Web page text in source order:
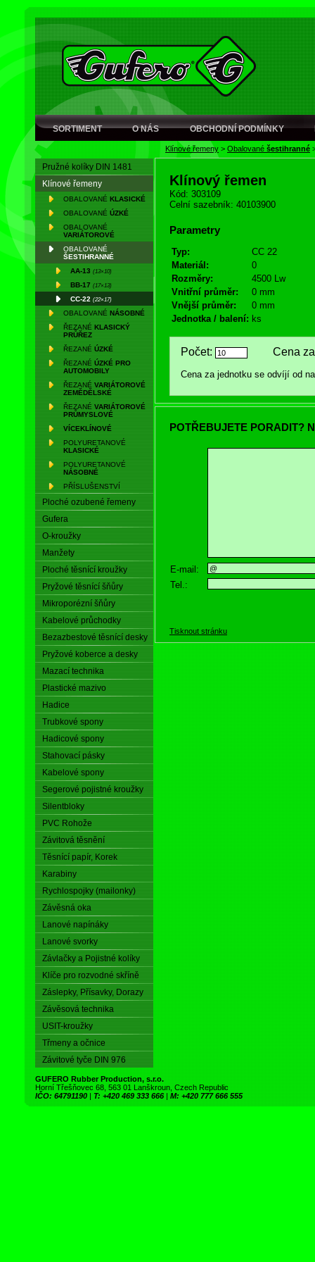
SORTIMENT O NÁS OBCHODNÍ PODMÍNKY
Klínové řemeny > Obalované šestihranné
Pružné kolíky DIN 1481
Klínové řemeny
OBALOVANÉ KLASICKÉ
OBALOVANÉ ÚZKÉ
OBALOVANÉ
VARIÁTOROVÉ
OBALOVANÉ
ŠESTIHRANNÉ
AA-13 (13×10)
BB-17 (17×13)
CC-22 (22×17)
OBALOVANÉ NÁSOBNÉ
ŘEZANÉ KLASICKÝ
PRŮŘEZ
ŘEZANÉ ÚZKÉ
ŘEZANÉ ÚZKÉ PRO
AUTOMOBILY
ŘEZANÉ VARIÁTOROVÉ
ZEMĚDĚLSKÉ
ŘEZANÉ VARIÁTOROVÉ
PRŮMYSLOVÉ
VÍCEKLÍNOVÉ
POLYURETANOVÉ
KLASICKÉ
POLYURETANOVÉ
NÁSOBNÉ
PŘÍSLUŠENSTVÍ
Ploché ozubené řemeny
Gufera
O-kroužky
Manžety
Ploché těsnící kroužky
Pryžové těsnící šňůry
Mikroporézní šňůry
Kabelové průchodky
Bezazbestové těsnící desky
Pryžové koberce a desky
Mazací technika
Plastické mazivo
Hadice
Trubkové spony
Hadicové spony
Stahovací pásky
Kabelové spony
Segerové pojistné kroužky
Silentbloky
PVC Rohože
Závitová těsnění
Těsnící papír, Korek
Karabiny
Rychlospojky (mailonky)
Závěsná oka
Lanové napínáky
Lanové svorky
Závlačky a Pojistné kolíky
Klíče pro rozvodné skříně
Záslepky, Přísavky, Dorazy
Závěsová technika
USIT-kroužky
Třmeny a očnice
Závitové tyče DIN 976
Klínový řemen
Kód: 303109
Celní sazebník: 40103900
Parametry
Typ:
CC 22
Materiál:
0
Rozměry:
4500 Lw
Vnitřní průměr:
0 mm
Vnější průměr:
0 mm
Jednotka / balení: ks
Počet: Cena za
Cena za jednotku se odvíjí od
POTŘEBUJETE PORADIT?
E-mail:
Tel.:
Tisknout stránku
GUFERO Rubber Production, s.r.o.
Horní Třešňovec 68, 563 01 Lanškroun, Czech Republic
IČO: 64791190 | T: +420 469 333 666 | M: +420 777 666 555